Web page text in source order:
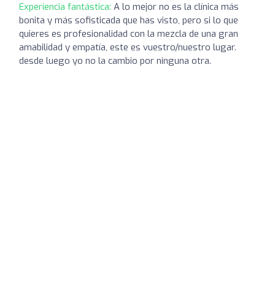
Experiencia fantástica: A lo mejor no es la clínica más
bonita y más sofisticada que has visto, pero si lo que
quieres es profesionalidad con la mezcla de una gran
amabilidad y empatía, este es vuestro/nuestro lugar.
desde luego yo no la cambio por ninguna otra.